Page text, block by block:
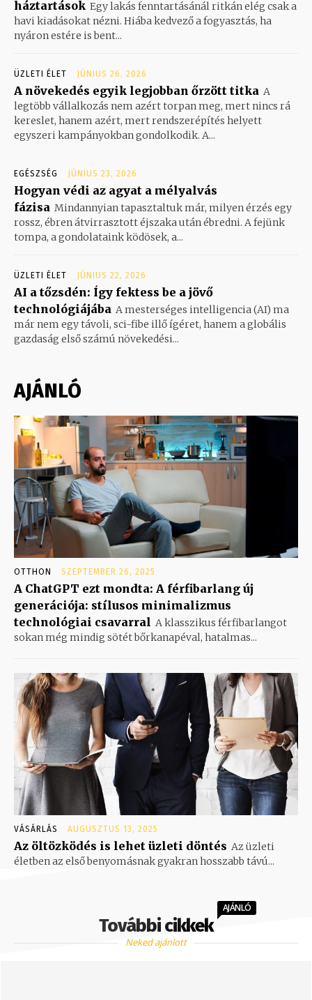
háztartások Egy lakás fenntartásánál ritkán elég csak a
havi kiadásokat nézni. Hiába kedvező a fogyasztás, ha
nyáron estére is bent...
ÜZLETI ÉLET JÚNIUS 26, 2026
A növekedés egyik legjobban őrzött titka A
legtöbb vállalkozás nem azért torpan meg, mert nincs rá
kereslet, hanem azért, mert rendszerépítés helyett
egyszeri kampányokban gondolkodik. A...
EGÉSZSÉG JÚNIUS 23, 2026
Hogyan védi az agyat a mélyalvás
fázisa Mindannyian tapasztaltuk már, milyen érzés egy
rossz, ébren átvirrasztott éjszaka után ébredni. A fejünk
tompa, a gondolataink ködösek, a...
ÜZLETI ÉLET JÚNIUS 22, 2026
AI a tőzsdén: Így fektess be a jövő
technológiájába A mesterséges intelligencia (AI) ma
már nem egy távoli, sci-fibe illő ígéret, hanem a globális
gazdaság első számú növekedési...
AJÁNLÓ
OTTHON SZEPTEMBER 26, 2025
A ChatGPT ezt mondta: A férfibarlang új
generációja: stílusos minimalizmus
technológiai csavarral A klasszikus férfibarlangot
sokan még mindig sötét bőrkanapéval, hatalmas...
VÁSÁRLÁS AUGUSZTUS 13, 2025
Az öltözködés is lehet üzleti döntés Az üzleti
életben az első benyomásnak gyakran hosszabb távú...
További cikkek
AJÁNLÓ
Neked ajánlott